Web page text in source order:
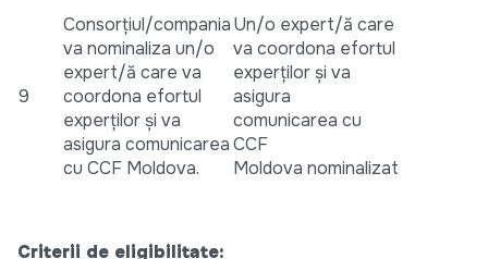
9
Consorțiul/compania
va nominaliza un/o
expert/ă care va
coordona efortul
experților și va
asigura comunicarea
cu CCF Moldova.
Un/o expert/ă care
va coordona efortul
experților și va
asigura
comunicarea cu
CCF
Moldova nominalizat
Criterii de eligibilitate: